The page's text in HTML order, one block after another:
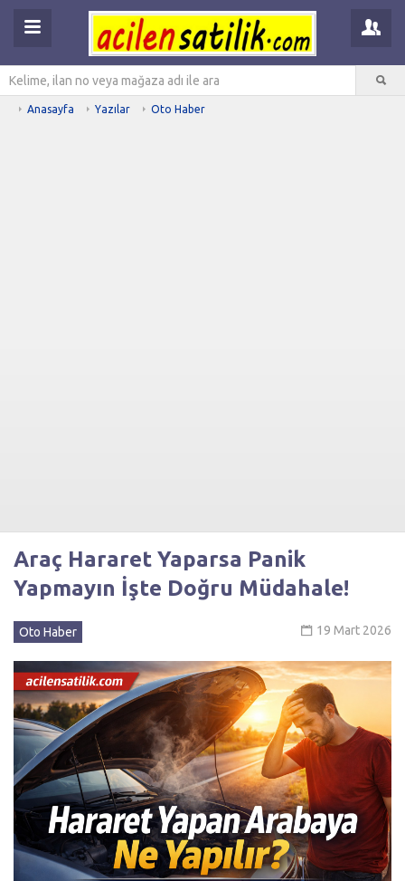
Anasayfa Yazılar Oto Haber
Araç Hararet Yaparsa Panik
Yapmayın İşte Doğru Müdahale!
19 Mart 2026
Oto Haber